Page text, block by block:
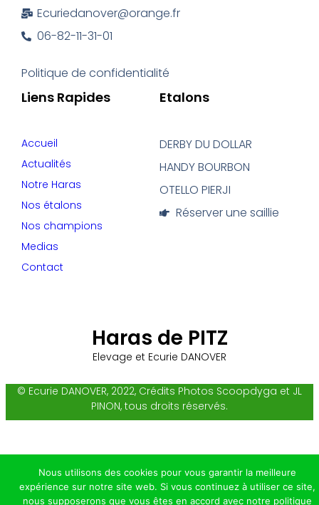
Haras de PITZ
Elevage et Ecurie DANOVER
Etalons
DERBY DU DOLLAR
HANDY BOURBON
OTELLO PIERJI
Réserver une saillie
Liens Rapides
Accueil
Actualités
Notre Haras
Nos étalons
Nos champions
Medias
Contact
Ecuriedanover@orange.fr
06-82-11-31-01
Politique de confidentialité
© Ecurie DANOVER, 2022, Crédits Photos Scoopdyga et JL
PINON, tous droits réservés.
Nous utilisons des cookies pour vous garantir la meilleure
expérience sur notre site web. Si vous continuez à utiliser ce site,
nous supposerons que vous êtes en accord avec notre politique